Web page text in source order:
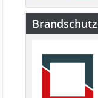
Brandschutz